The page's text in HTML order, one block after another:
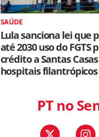
SAÚDE
Lula sanciona lei que
até 2030 uso do FGTS
crédito a Santas
hospitais filantrópicos
PT no